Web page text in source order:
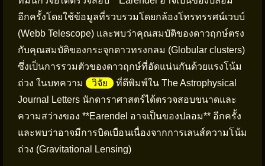
อีกครั้งโดยใช้ข้อมูลที่รวบรวมโดยกล้องโทรทรรศน์เวบบ์
(Webb Telescope) และพบว่าคุณสมบัติของดาวฤกษ์ตรง
กับคุณสมบัติของกระจุกดาวทรงกลม (Globular clusters)
ซึ่งเป็นการรวมตัวของดาวฤกษ์ที่อัดแน่นกันด้วยแรงโน้ม
ถ่วง ในบทความ
วิจัย
ที่ตีพิมพ์ใน The Astrophysical
Journal Letters นักดาราศาสตร์ได้ตรวจสอบขนาดและ
ความสว่างของ **Earendel อาจเป็นของปลอม** อีกครั้ง
และพบว่าอาจมีการบิดเบือนเนื่องจากการเลนส์ความโน้ม
ถ่วง (Gravitational Lensing)